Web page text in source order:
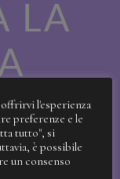
LA
l'esperienza
preferenze e le
tutto", si
è possibile
un consenso